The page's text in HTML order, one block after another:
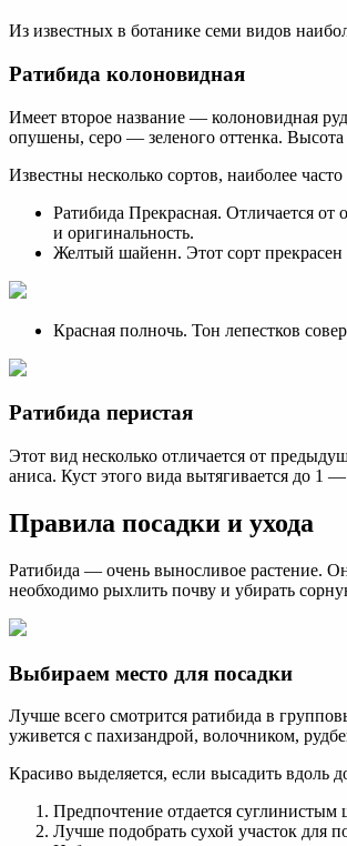
Из известных в ботанике семи видов
Ратибида колоновидная
Имеет второе название — колоновидная
опушены, серо — зеленого оттенка. Высота
Известны несколько сортов, наиболее
Ратибида Прекрасная. Отличается от
и оригинальность.
Желтый шайенн. Этот сорт
Красная полночь. Тон лепестков
Ратибида перистая
Этот вид несколько отличается от
аниса. Куст этого вида вытягивается до 1
Правила посадки и ухода
Ратибида — очень выносливое растение.
необходимо рыхлить почву и убирать
Выбираем место для посадки
Лучше всего смотрится ратибида в
уживется с пахизандрой, волочником,
Красиво выделяется, если высадить вдоль
Предпочтение отдается
Лучше подобрать сухой участок для